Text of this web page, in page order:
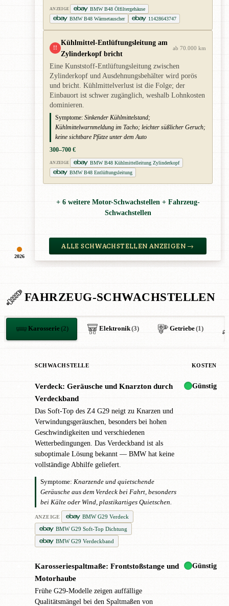
2026
ANZEIGE
BMW B48 Ölfiltergehäuse
BMW B48 Wärmetauscher
11428643747
!!
Kühlmittel-Entlüftungsleitung am
Zylinderkopf bricht
ab 70.000 km
Eine Kunststoff-Entlüftungsleitung zwischen
Zylinderkopf und Ausdehnungsbehälter wird porös
und bricht. Kühlmittelverlust ist die Folge; der
Einbauort ist schwer zugänglich, weshalb Lohnkosten
dominieren.
Symptome: Sinkender Kühlmittelstand;
Kühlmittelwarnmeldung im Tacho; leichter süßlicher Geruch;
keine sichtbare Pfütze unter dem Auto
300–700 €
ANZEIGE
BMW B48 Kühlmittelleitung Zylinderkopf
BMW B48 Entlüftungsleitung
+ 6 weitere Motor-Schwachstellen + Fahrzeug-
Schwachstellen
ALLE SCHWACHSTELLEN ANZEIGEN →
FAHRZEUG-SCHWACHSTELLEN
Karosserie(2) Elektronik(3) Getriebe(1)
SCHWACHSTELLE KOSTEN
Verdeck: Geräusche und Knarzton durch
Verdeckband
Das Soft-Top des Z4 G29 neigt zu Knarzen und
Verwindungsgeräuschen, besonders bei hohen
Geschwindigkeiten und verschiedenen
Wetterbedingungen. Das Verdeckband ist als
suboptimale Lösung bekannt — BMW hat keine
vollständige Abhilfe geliefert.
Symptome: Knarzende und quietschende
Geräusche aus dem Verdeck bei Fahrt, besonders
bei Kälte oder Wind, plastikartiges Quietschen.
ANZEIGE
BMW G29 Verdeck
BMW G29 Soft-Top Dichtung
BMW G29 Verdeckband
Günstig
Karosseriespaltmaße: Frontstoßstange und
Motorhaube
Frühe G29-Modelle zeigen auffällige
Qualitätsmängel bei den Spaltmaßen von
Günstig